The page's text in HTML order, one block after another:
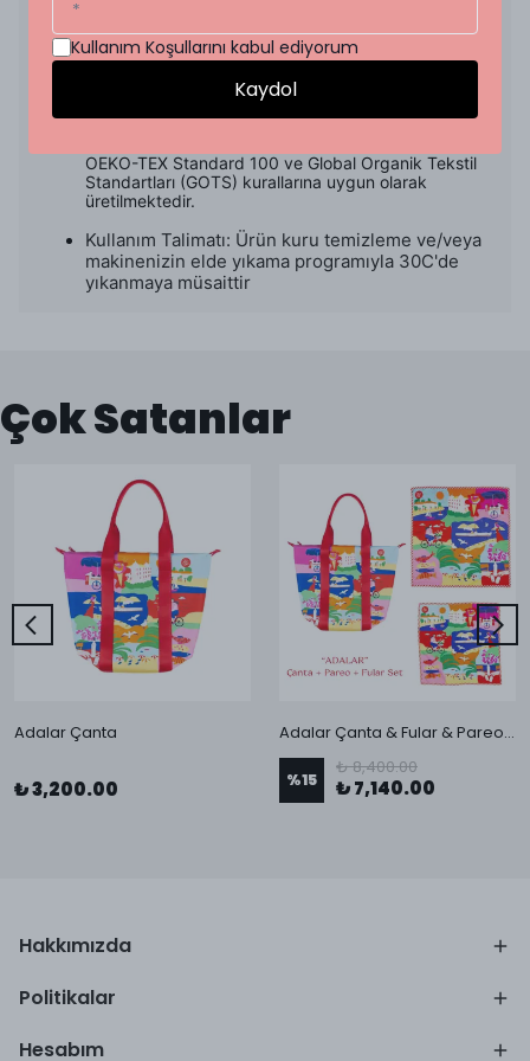
ayrıcalığıyla hisset
%100 İpek
Desenler To's için özel olarak tasarlanmıştır
Dijital baskı tekniği kullanılarak üretilmiştir
OEKO-TEX Standard 100 ve Global Organik Tekstil
Standartları (GOTS) kurallarına uygun olarak
üretilmektedir.
Kullanım Talimatı: Ürün kuru temizleme ve/veya
makinenizin elde yıkama programıyla 30C'de
yıkanmaya müsaittir
Çok Satanlar
Adalar Çanta
₺ 3,200.00
Adalar Çanta & Fular & Pareo Seti
%15
₺ 8,400.00
₺ 7,140.00
Hakkımızda
Politikalar
Hesabım
Kullanım Koşullarını kabul ediyorum
Kaydol